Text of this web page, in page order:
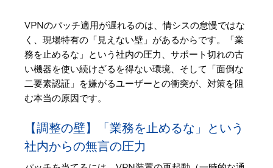
VPNのパッチ適用が遅れるのは、情シスの怠慢ではな
く、現場特有の「見えない壁」があるからです。「業
務を止めるな」という社内の圧力、サポート切れの古
い機器を使い続けざるを得ない環境、そして「面倒な
二要素認証」を嫌がるユーザーとの衝突が、対策を阻
む本当の原因です。
【調整の壁】「業務を止めるな」という
社内からの無言の圧力